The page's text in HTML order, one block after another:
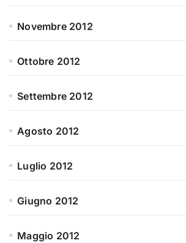
Novembre 2012
Ottobre 2012
Settembre 2012
Agosto 2012
Luglio 2012
Giugno 2012
Maggio 2012